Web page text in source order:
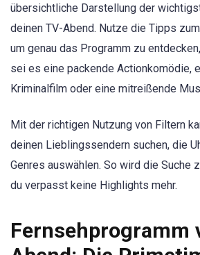
übersichtliche Darstellung der
deinen TV-Abend. Nutze die Tipps
um genau das Programm zu
sei es eine packende Actionkomödie,
Kriminalfilm oder eine mitreißende
Mit der richtigen Nutzung von Filtern
deinen Lieblingssendern suchen, die
Genres auswählen. So wird die Suche
du verpasst keine Highlights mehr.
Fernsehprogramm